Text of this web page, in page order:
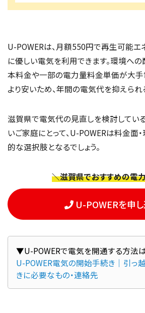
U-POWERは、月額550円で再生可能
に優しい電気を利用できます。環境へ
本料金や一部の電力量料金単価が大手
より安いため、年間の電気代を抑えられ
滋賀県で電気代の見直しを検討してい
いご家庭にとって、U-POWERは料金面
的な選択肢となるでしょう。
＼滋賀県でおすすめの電
U-POWERを申
U-POWER電気の開始手続き｜引っ
きに必要なもの・連絡先